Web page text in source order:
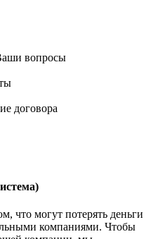
вопросы
договора
что могут потерять деньги
компаниями. Чтобы